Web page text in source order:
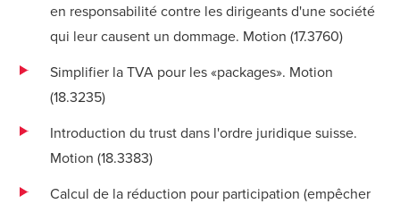
en responsabilité contre les dirigeants d'une société
qui leur causent un dommage. Motion (17.3760)
Simplifier la TVA pour les «packages». Motion
(18.3235)
Introduction du trust dans l'ordre juridique suisse.
Motion (18.3383)
Calcul de la réduction pour participation (empêcher